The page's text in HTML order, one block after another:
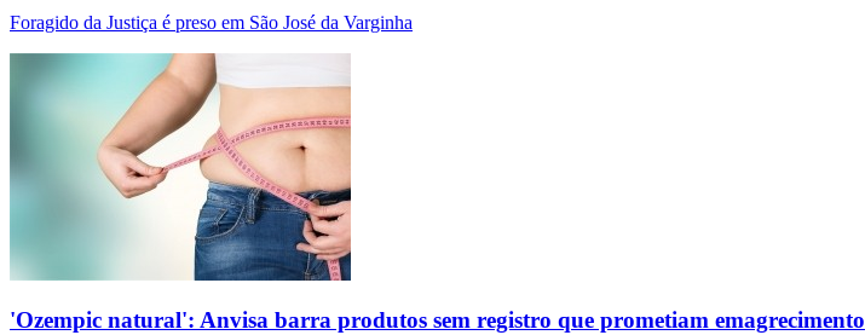
Foragido da Justiça é preso em São José da Varginha
'Ozempic natural': Anvisa barra produtos sem registro que prometiam emagrecimento